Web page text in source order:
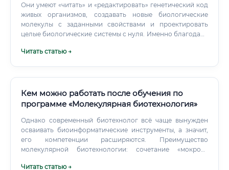
Они умеют «читать» и «редактировать» генетический код
живых организмов, создавать новые биологические
молекулы с заданными свойствами и проектировать
целые биологические системы с нуля. Именно благодаря
вакцины против COVID-19, которые появились в
Читать статью →
Кем можно работать после обучения по
программе «Молекулярная биотехнология»
Однако современный биотехнолог всё чаще вынужден
осваивать биоинформатические инструменты, а значит,
его компетенции расширяются. Преимущество
молекулярной биотехнологии: сочетание «мокрой»
Читать статью →